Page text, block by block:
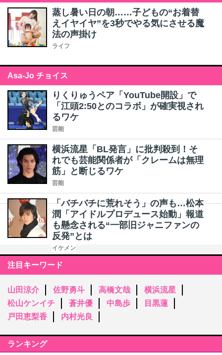
蒸し暑い日の朝……子どもの“お着替
えイヤイヤ”を3秒でやる気にさせる魔
法の声掛け
ライフ
Asa-Jo チョイス
りくりゅうペア「YouTube開設」で
「江頭2:50とのコラボ」が確実視され
るワケ
芸能
横浜流星「BL発言」に批判殺到！そ
れでも芸能関係者が「クレームは無理
筋」と断じるワケ
芸能
「バチバチに荒れそう」の声も…松本
潤「アイドルプロデュース始動」報道
も懸念される“一部旧ジャニファンの
反発”とは
イケメン
注目キーワード
山田涼介 佐野勇斗 高橋文哉
横浜流星
松山ケンイチ
蒼井優 中島歩
目黒蓮
戸田恵梨香
内村光良
ランキング